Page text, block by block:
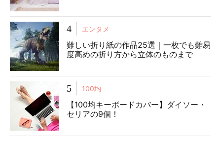
4 エンタメ
難しい折り紙の作品25選｜一枚でも難易
度高めの折り方から立体のものまで
5 100均
【100均キーボードカバー】ダイソー・
セリアの9個！